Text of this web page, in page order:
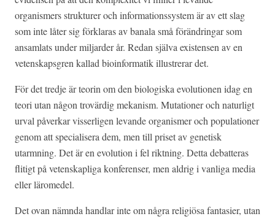
organismers strukturer och informationssystem är av ett slag
som inte låter sig förklaras av banala små förändringar som
ansamlats under miljarder år. Redan själva existensen av en
vetenskapsgren kallad bioinformatik illustrerar det.
För det tredje är teorin om den biologiska evolutionen idag en
teori utan någon trovärdig mekanism. Mutationer och naturligt
urval påverkar visserligen levande organismer och populationer
genom att specialisera dem, men till priset av genetisk
utarmning. Det är en evolution i fel riktning. Detta debatteras
flitigt på vetenskapliga konferenser, men aldrig i vanliga media
eller läromedel.
Det ovan nämnda handlar inte om några religiösa fantasier, utan